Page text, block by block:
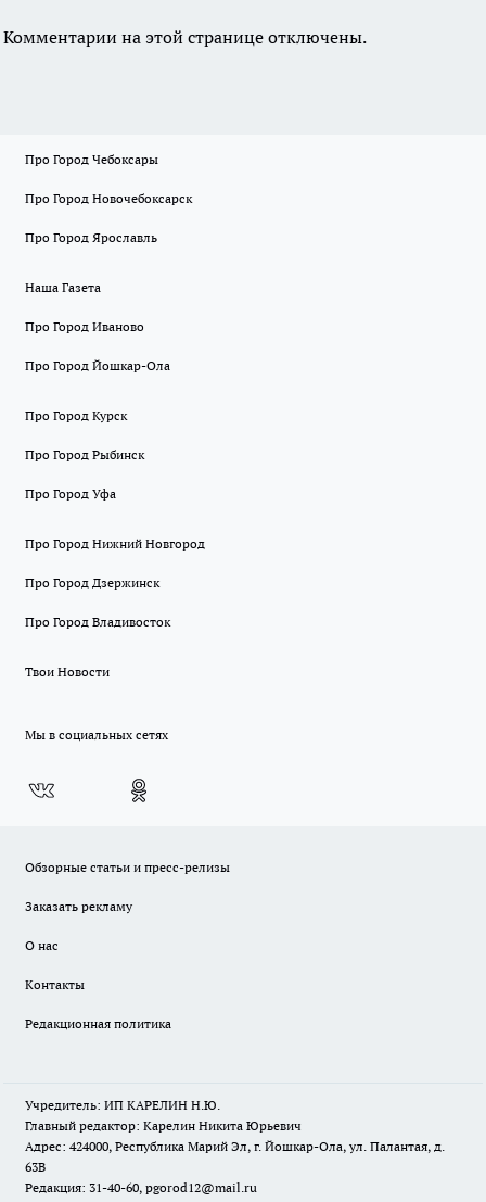
Комментарии на этой странице отключены.
Про Город Чебоксары
Про Город Новочебоксарск
Про Город Ярославль
Наша Газета
Про Город Иваново
Про Город Йошкар-Ола
Про Город Курск
Про Город Рыбинск
Про Город Уфа
Про Город Нижний Новгород
Про Город Дзержинск
Про Город Владивосток
Твои Новости
Мы в социальных сетях
Обзорные статьи и пресс-релизы
Заказать рекламу
О нас
Контакты
Редакционная политика
Учредитель: ИП КАРЕЛИН Н.Ю.
Главный редактор: Карелин Никита Юрьевич
Адрес: 424000, Республика Марий Эл, г. Йошкар-Ола, ул. Палантая, д.
63В
Редакция: 31-40-60, pgorod12@mail.ru